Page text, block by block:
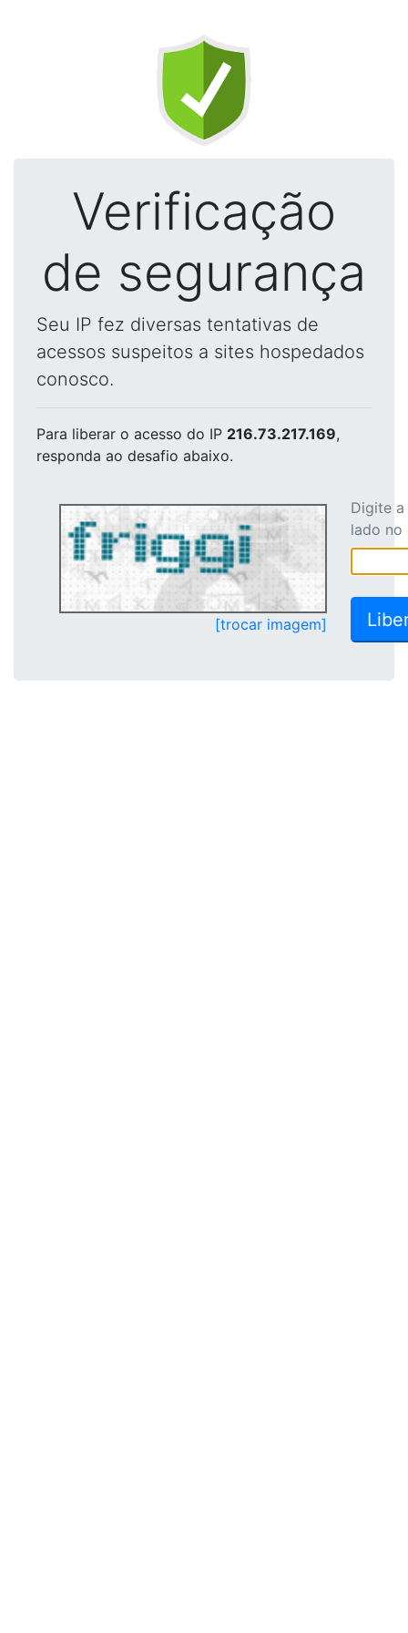
Verificação
de segurança
Seu IP fez diversas tentativas de
acessos suspeitos a sites hospedados
conosco.
Para liberar o acesso do IP 216.73.217.169,
responda ao desafio abaixo.
[trocar imagem]
Digite
lado no